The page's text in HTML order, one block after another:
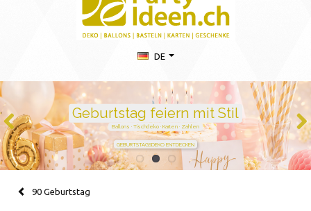
DE
Duftkerzen mit Zahlen –
persönlich schenken von 1 bis
105
Handgegossen · stilvoll · perfekt für jeden Geburtstag
JETZT ZAHL WÄHLEN
90 Geburtstag